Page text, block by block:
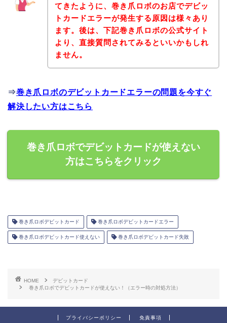
てきたように、巻き爪ロボのお店でデビッ
トカードエラーが発生する原因は様々あり
ます。後は、下記巻き爪ロボの公式サイト
より、直接質問されてみるといいかもしれ
ません。
⇒巻き爪ロボのデビットカードエラーの問題を今すぐ
解決したい方はこちら
巻き爪ロボでデビットカードが使えない
方はこちらをクリック
巻き爪ロボデビットカード 巻き爪ロボデビットカードエラー
巻き爪ロボデビットカード使えない 巻き爪ロボデビットカード失敗
HOME
デビットカード
巻き爪ロボでデビットカードが使えない！（エラー時の対処方法）
プライバシーポリシー 免責事項